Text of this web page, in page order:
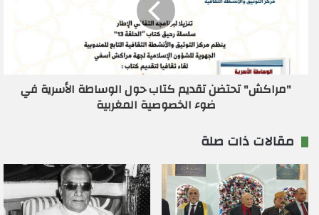
"مراكش" تحتضن تقديم كتاب حول الوساطة الأسرية في
ضوء الخصوصية المغربية
مقالات ذات صلة